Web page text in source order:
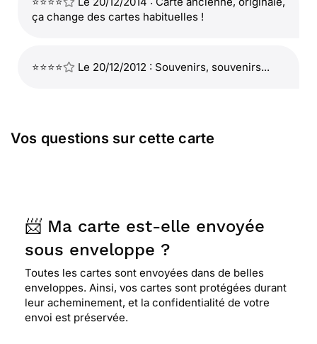
ça change des cartes habituelles !
⭐⭐⭐⭐ Le 20/12/2012 : Souvenirs, souvenirs...
Vos questions sur cette carte
📨 Ma carte est-elle envoyée
sous enveloppe ?
Toutes les cartes sont envoyées dans de belles
enveloppes. Ainsi, vos cartes sont protégées durant
leur acheminement, et la confidentialité de votre
envoi est préservée.